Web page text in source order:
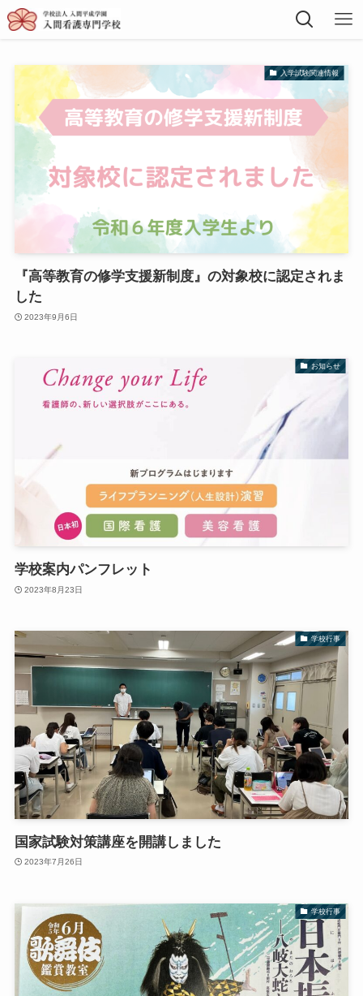
入学試験関連情報
『高等教育の修学支援新制度』の対象校に認定されま
した
2023年9月6日
お知らせ
学校案内パンフレット
2023年8月23日
学校行事
国家試験対策講座を開講しました
2023年7月26日
学校行事